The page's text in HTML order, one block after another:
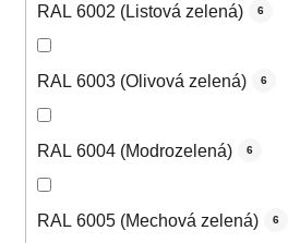
RAL 6002 (Listová zelená) 6
RAL 6003 (Olivová zelená) 6
RAL 6004 (Modrozelená) 6
RAL 6005 (Mechová zelená) 6